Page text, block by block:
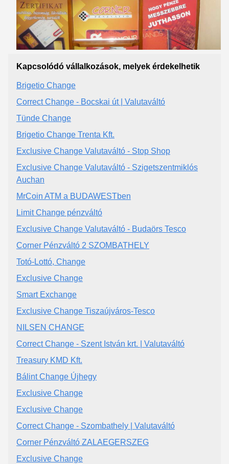
Kapcsolódó vállalkozások, melyek érdekelhetik
Brigetio Change
Correct Change - Bocskai út | Valutaváltó
Tünde Change
Brigetio Change Trenta Kft.
Exclusive Change Valutaváltó - Stop Shop
Exclusive Change Valutaváltó - Szigetszentmiklós
Auchan
MrCoin ATM a BUDAWESTben
Limit Change pénzváltó
Exclusive Change Valutaváltó - Budaörs Tesco
Corner Pénzváltó 2 SZOMBATHELY
Totó-Lottó, Change
Exclusive Change
Smart Exchange
Exclusive Change Tiszaújváros-Tesco
NILSEN CHANGE
Correct Change - Szent István krt. | Valutaváltó
Treasury KMD Kft.
Bálint Change Újhegy
Exclusive Change
Exclusive Change
Correct Change - Szombathely | Valutaváltó
Corner Pénzváltó ZALAEGERSZEG
Exclusive Change